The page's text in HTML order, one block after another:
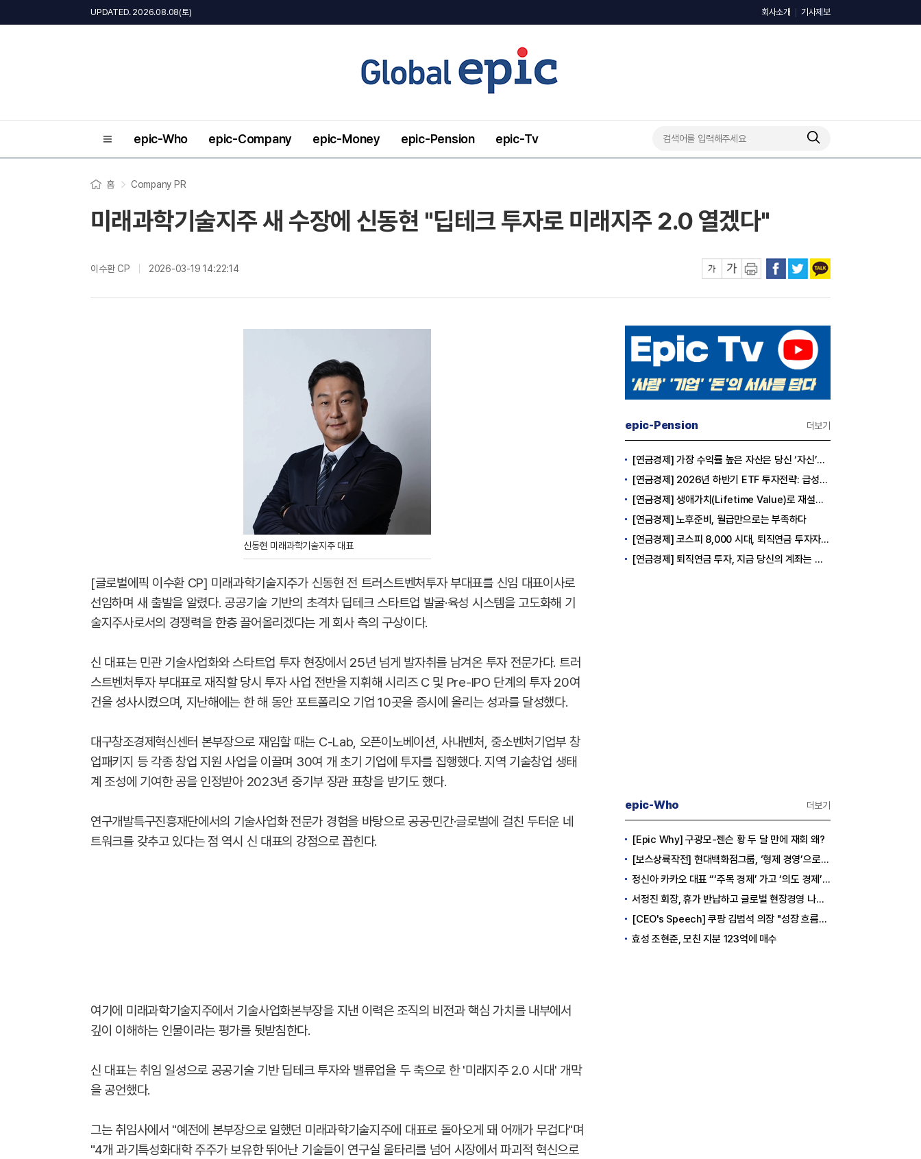
UPDATED. 2026.08.08(토) 회사소개 기사제보
epic-Who epic-Company epic-Money epic-Pension epic-Tv
홈 Company PR
미래과학기술지주 새 수장에 신동현 "딥테크 투자로 미래지주 2.0 열겠다"
이수환 CP 2026-03-19 14:22:14
신동현 미래과학기술지주 대표
[글로벌에픽 이수환 CP] 미래과학기술지주가 신동현 전 트러스트벤처투자 부대표를 신임 대표이사로
선임하며 새 출발을 알렸다. 공공기술 기반의 초격차 딥테크 스타트업 발굴·육성 시스템을 고도화해 기
술지주사로서의 경쟁력을 한층 끌어올리겠다는 게 회사 측의 구상이다.
신 대표는 민관 기술사업화와 스타트업 투자 현장에서 25년 넘게 발자취를 남겨온 투자 전문가다. 트러
스트벤처투자 부대표로 재직할 당시 투자 사업 전반을 지휘해 시리즈 C 및 Pre-IPO 단계의 투자 20여
건을 성사시켰으며, 지난해에는 한 해 동안 포트폴리오 기업 10곳을 증시에 올리는 성과를 달성했다.
대구창조경제혁신센터 본부장으로 재임할 때는 C-Lab, 오픈이노베이션, 사내벤처, 중소벤처기업부 창
업패키지 등 각종 창업 지원 사업을 이끌며 30여 개 초기 기업에 투자를 집행했다. 지역 기술창업 생태
계 조성에 기여한 공을 인정받아 2023년 중기부 장관 표창을 받기도 했다.
연구개발특구진흥재단에서의 기술사업화 전문가 경험을 바탕으로 공공·민간·글로벌에 걸친 두터운 네
트워크를 갖추고 있다는 점 역시 신 대표의 강점으로 꼽힌다.
여기에 미래과학기술지주에서 기술사업화본부장을 지낸 이력은 조직의 비전과 핵심 가치를 내부에서
깊이 이해하는 인물이라는 평가를 뒷받침한다.
신 대표는 취임 일성으로 공공기술 기반 딥테크 투자와 밸류업을 두 축으로 한 '미래지주 2.0 시대' 개막
을 공언했다.
그는 취임사에서 "예전에 본부장으로 일했던 미래과학기술지주에 대표로 돌아오게 돼 어깨가 무겁다"며
"4개 과기특성화대학 주주가 보유한 뛰어난 기술들이 연구실 울타리를 넘어 시장에서 파괴적 혁신으로
epic-Pension 더보기
[연금경제] 가장 수익률 높은 자산은 당신 ‘자신’이다
[연금경제] 2026년 하반기 ETF 투자전략: 급성장의 상반기를 접고, 이제 '실적'이 가르는 하반기를 맞다
[연금경제] 생애가치(Lifetime Value)로 재설계하는 은퇴 후 안정적 생활보장과 평생소득 전략
[연금경제] 노후준비, 월급만으로는 부족하다
[연금경제] 코스피 8,000 시대, 퇴직연금 투자자는 왜 지금 FOMO를 경계해야 하는가
[연금경제] 퇴직연금 투자, 지금 당신의 계좌는 어느 편인가?
epic-Who 더보기
[Epic Why] 구광모-젠슨 황 두 달 만에 재회 왜?
[보스상륙작전] 현대백화점그룹, ‘형제 경영’으로 방향 틀었다
정신아 카카오 대표 “‘주목 경제’ 가고 ‘의도 경제’ 왔다”
서정진 회장, 휴가 반납하고 글로벌 현장경영 나선다
[CEO's Speech] 쿠팡 김범석 의장 "성장 흐름은 변하지 않았다"
효성 조현준, 모친 지분 123억에 매수